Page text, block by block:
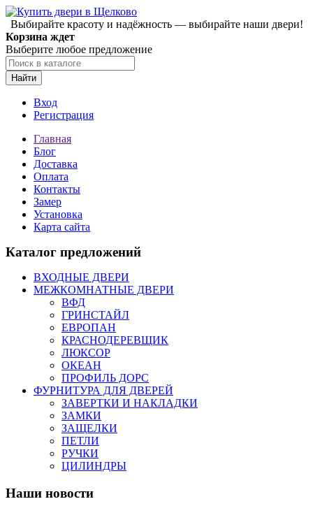
Выбирайте красоту и надёжность — выбирайте наши двери!
Корзина ждет
Выберите любое предложение
Найти
Вход
Регистрация
Главная
Блог
Доставка
Оплата
Контакты
Замер
Установка
Карта сайта
Каталог предложений
ВХОДНЫЕ ДВЕРИ
МЕЖКОМНАТНЫЕ ДВЕРИ
ВФД
ГРИНСТАЙЛ
ЕВРОПАН
КРАСНОДЕРЕВЩИК
ЛЮКСОР
ОКЕАН
ПРОФИЛЬ ДОРС
ФУРНИТУРА ДЛЯ ДВЕРЕЙ
ЗАВЕРТКИ И НАКЛАДКИ
ЗАМКИ
ЗАЩЕЛКИ
ПЕТЛИ
РУЧКИ
ЦИЛИНДРЫ
Наши новости